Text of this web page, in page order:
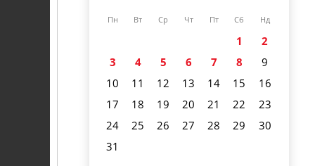
Пн Вт Ср Чт Пт Сб Нд
1
2
3
4 5 6 7 8
9
10
11 12 13 14 15
16
17
18 19 20 21 22
23
24
25 26 27 28 29
30
31